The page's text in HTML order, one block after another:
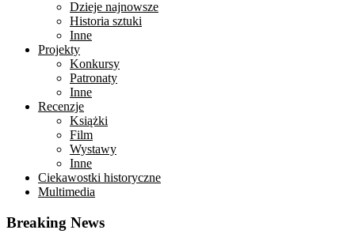
Dzieje najnowsze
Historia sztuki
Inne
Projekty
Konkursy
Patronaty
Inne
Recenzje
Książki
Film
Wystawy
Inne
Ciekawostki historyczne
Multimedia
Breaking News